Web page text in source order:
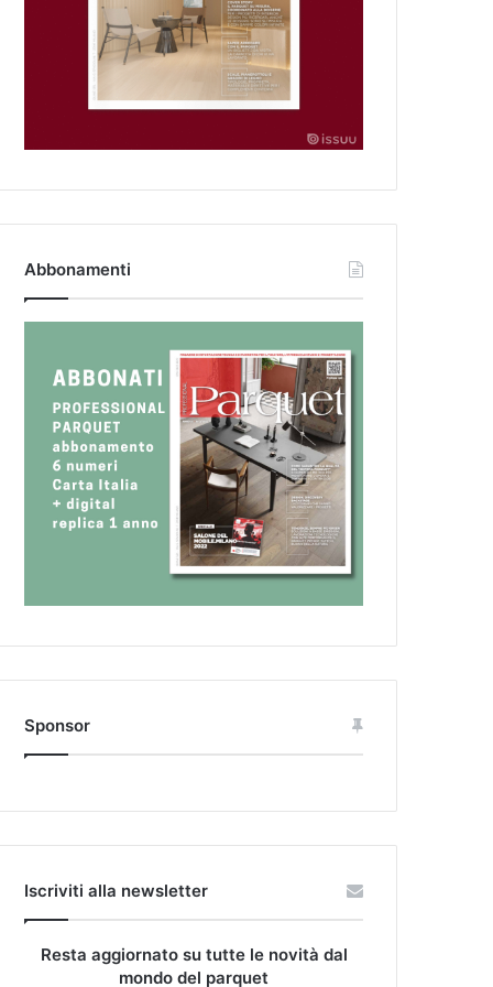
Abbonamenti
Sponsor
Iscriviti alla newsletter
Resta aggiornato su tutte le novità dal
mondo del parquet